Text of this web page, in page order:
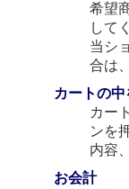
希望
して
当シ
合は
カートの
カー
ンを
内容
お会計